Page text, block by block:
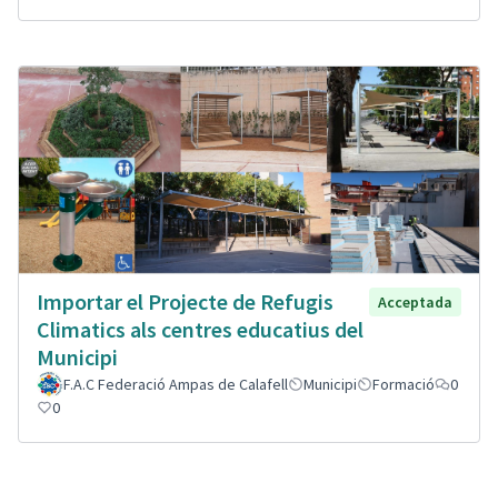
Importar el Projecte de Refugis
Climatics als centres educatius del
Municipi
Acceptada
F.A.C Federació Ampas de Calafell Municipi Formació
0
0